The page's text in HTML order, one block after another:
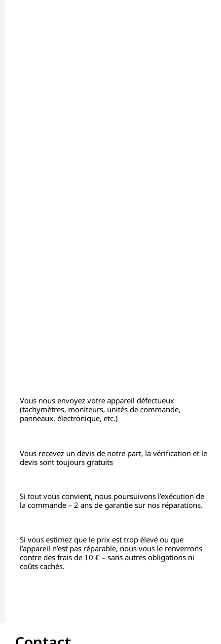
Vous nous envoyez votre appareil défectueux
(tachymètres, moniteurs, unités de commande,
panneaux, électronique, etc.)
Vous recevez un devis de notre part, la vérification et le
devis sont toujours gratuits
Si tout vous convient, nous poursuivons l’exécution de
la commande – 2 ans de garantie sur nos réparations.
Si vous estimez que le prix est trop élevé ou que
l’appareil n’est pas réparable, nous vous le renverrons
contre des frais de 10 € – sans autres obligations ni
coûts cachés.